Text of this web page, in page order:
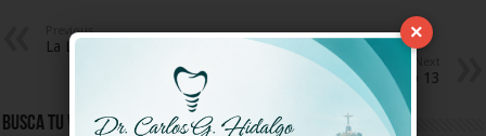
Previous
La Ley del Corazon Capitulo 13
La Doña Capitulo 13
Busca Tu Video Aqui
×